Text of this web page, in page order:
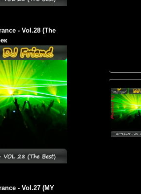
- Vol.28 (The
- Vol.27 (MY